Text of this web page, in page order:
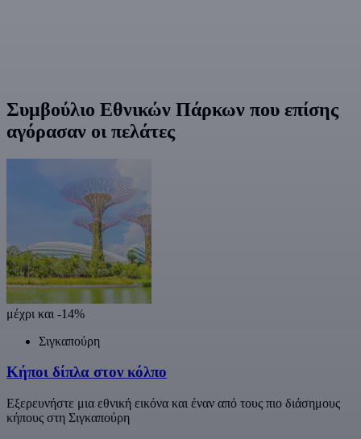
Συμβούλιο Εθνικών Πάρκων που επίσης
αγόρασαν οι πελάτες
μέχρι και -14%
Σιγκαπούρη
Κήποι δίπλα στον κόλπο
Εξερευνήστε μια εθνική εικόνα και έναν από τους πιο διάσημους
κήπους στη Σιγκαπούρη